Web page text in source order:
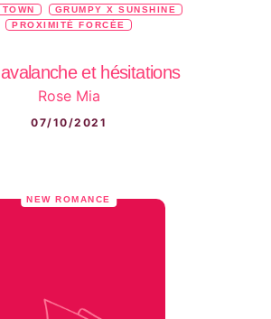
GRUMPY X SUNSHINE
PROXIMITÉ FORCÉE
et hésitations
Rose Mia
07/10/2021
NEW ROMANCE